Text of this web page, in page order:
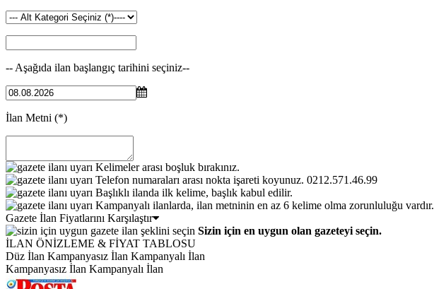
-- Aşağıda ilan başlangıç tarihini seçiniz--
İlan Metni (*)
Kelimeler arası boşluk bırakınız.
Telefon numaraları arası nokta işareti koyunuz. 0212.571.46.99
Başlıklı ilanda ilk kelime, başlık kabul edilir.
Kampanyalı ilanlarda, ilan metninin en az 6 kelime olma zorunluluğu vardır.
Gazete İlan Fiyatlarını Karşılaştır
Sizin için en uygun olan gazeteyi seçin.
İLAN ÖNİZLEME & FİYAT TABLOSU
Düz İlan Kampanyasız İlan Kampanyalı İlan
Kampanyasız İlan Kampanyalı İlan